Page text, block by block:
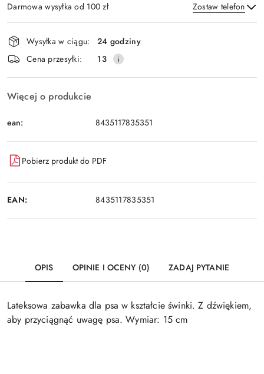
Darmowa wysyłka od 100 zł Zostaw telefon
Wyślij
Dostępność
i
dostawa
Wysyłka w ciągu:
24 godziny
Cena przesyłki:
13
Więcej o produkcie
ean: 8435117835351
Pobierz produkt do PDF
EAN: 8435117835351
OPIS OPINIE I OCENY (0) ZADAJ PYTANIE
Lateksowa zabawka dla psa w kształcie świnki. Z dźwiękiem,
aby przyciągnąć uwagę psa. Wymiar: 15 cm